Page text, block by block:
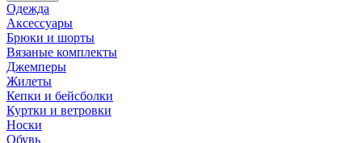
Одежда
Аксессуары
Брюки и шорты
Вязаные комплекты
Джемперы
Жилеты
Кепки и бейсболки
Куртки и ветровки
Носки
Обувь